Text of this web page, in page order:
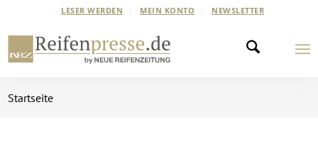
LESER WERDEN MEIN KONTO NEWSLETTER
Startseite